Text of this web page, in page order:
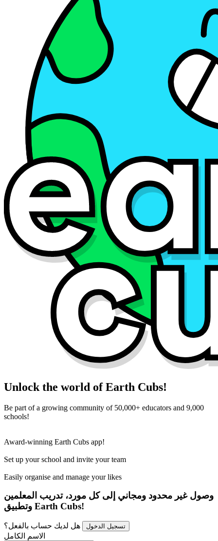
Unlock the world of Earth Cubs!
Be part of a growing community of 50,000+ educators and 9,000
schools!
Award-winning Earth Cubs app!
Set up your school and invite your team
Easily organise and manage your likes
وصول غير محدود ومجاني إلى كل مورد، تدريب المعلمين
وتطبيق Earth Cubs!
هل لديك حساب بالفعل؟ تسجيل الدخول
الاسم الكامل